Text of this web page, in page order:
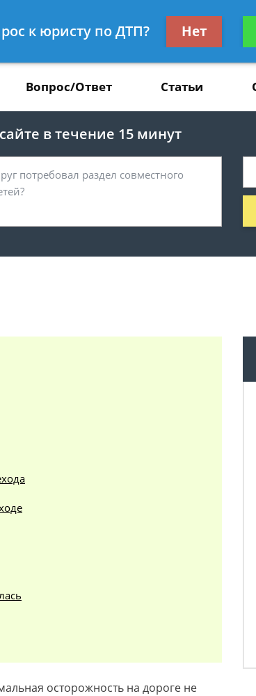
Получите
Вопрос/Ответ Статьи
в течение 15 минут
осторожность на дороге не
к юристу по ДТП? Нет